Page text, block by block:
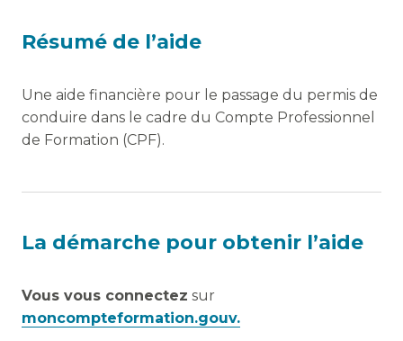
Résumé de l’aide
Une aide financière pour le passage du permis de
conduire dans le cadre du Compte Professionnel
de Formation (CPF).
La démarche pour obtenir l’aide
Vous vous connectez sur
moncompteformation.gouv.